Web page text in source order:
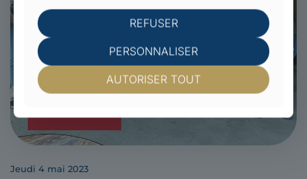
jeudi 4 mai 2023
REFUSER
PERSONNALISER
AUTORISER TOUT